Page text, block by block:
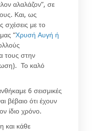
αλαλάζον”, σε
Και, ως
σχέσεις με το
“Χρυσή Αυγή ή
τους στην
Το καλό
6 σεισμικές
βέβαιο ότι έχουν
ίδιο χρόνο.
και κάθε